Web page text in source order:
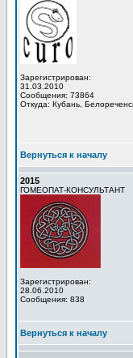
Зарегистрирован:
31.03.2010
Сообщения: 73864
Откуда: Кубань,
Вернуться к началу
2015
ГОМЕОПАТ-КОНСУЛЬТАНТ
Зарегистрирован:
28.06.2010
Сообщения: 838
Вернуться к началу